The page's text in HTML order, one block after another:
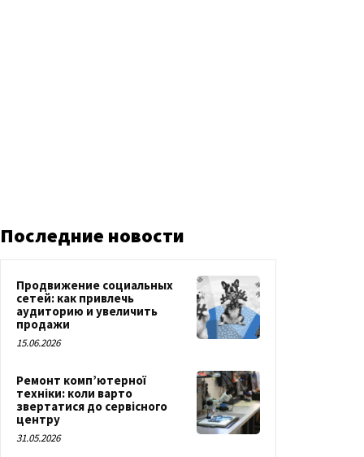
Последние новости
Продвижение социальных
сетей: как привлечь
аудиторию и увеличить
продажи
15.06.2026
Ремонт комп’ютерної
техніки: коли варто
звертатися до сервісного
центру
31.05.2026